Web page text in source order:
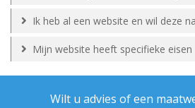
Ik heb al een website en wil deze
Mijn website heeft specifieke eisen
Wilt u advies of een